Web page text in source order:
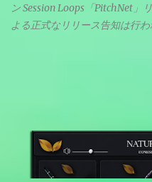
ン Session Loops「PitchNet」
よる正式なリリース告知は行
ソースを元に設計・改良した